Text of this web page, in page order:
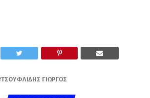
ΤΣΟΥΦΛΊΔΗΣ ΓΙΏΡΓΟΣ